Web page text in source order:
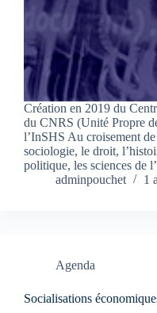
Création en 2019 du
du CNRS (Unité Propre
l’InSHS Au croisement
sociologie, le droit,
politique, les sciences de
adminpouchet
1
Agenda
Socialisations